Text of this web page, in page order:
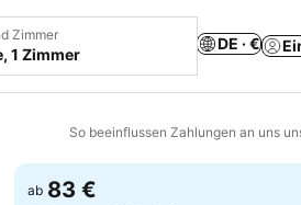
Zimmer
1 Zimmer
DE · €
So beeinflussen Zahlungen an uns
hinzufügen
ab 83 €